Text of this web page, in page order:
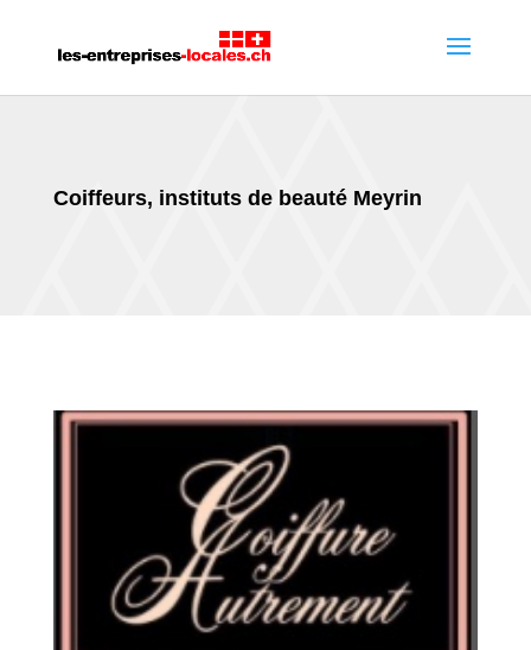
Coiffeurs, instituts de beauté Meyrin